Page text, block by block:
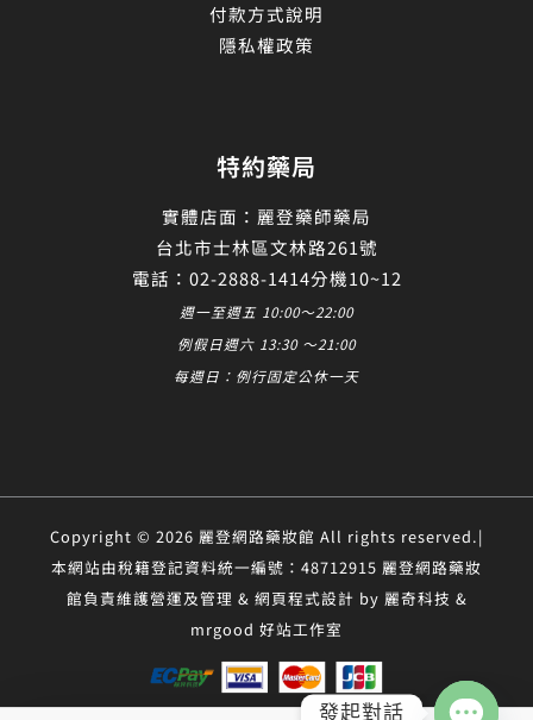
付款方式說明
隱私權政策
特約藥局
實體店面：麗登藥師藥局
台北市士林區文林路261號
電話：02-2888-1414分機10~12
週一至週五 10:00～22:00
例假日週六 13:30 ～21:00
每週日：例行固定公休一天
Copyright © 2026 麗登網路藥妝館 All rights reserved.|
本網站由稅籍登記資料統一編號：48712915 麗登網路藥妝
館負責維護營運及管理 & 網頁程式設計 by 麗奇科技 &
mrgood 好站工作室
發起對話